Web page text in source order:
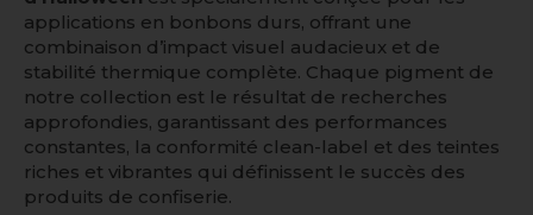
applications en bonbons durs, offrant une
combinaison d’impact visuel audacieux et de
stabilité thermique complète. Chaque pigment de
notre collection est le résultat de recherches
approfondies, garantissant des performances
constantes, la conformité clean-label et des teintes
riches et vibrantes qui définissent le succès des
produits de confiserie.